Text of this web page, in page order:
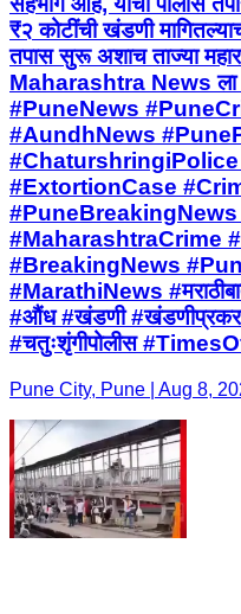
₹२ कोटींची खंडणी
तपास सुरू अशाच ताज्या
Maharashtra News
#PuneNews
#AundhNews
#ExtortionCase
#MaharashtraCrime
#BreakingNews
#MarathiNews
#औंध #खंडणी #खंडणीप्रकरण
#चतुःशृंगीपोलीस
Pune City, Pune | Aug 8,